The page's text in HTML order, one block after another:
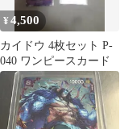
¥4,500
カイドウ 4枚セット P-
040 ワンピースカード